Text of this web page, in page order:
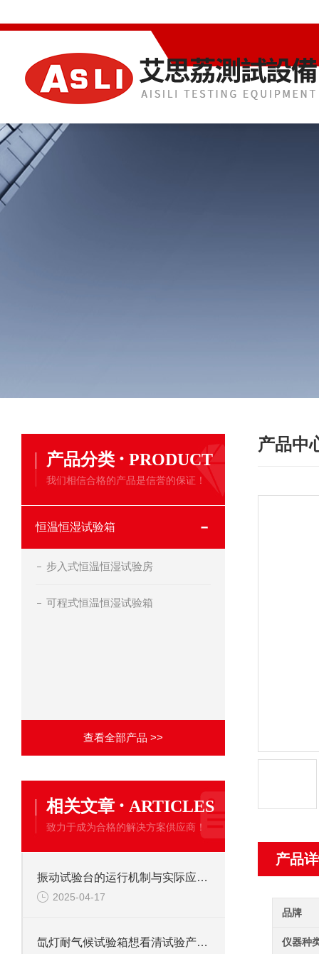
产品分类 · PRODUCT
我们相信合格的产品是信誉的保证！
恒温恒湿试验箱
步入式恒温恒湿试验房
可程式恒温恒湿试验箱
查看全部产品 >>
相关文章 · ARTICLES
致力于成为合格的解决方案供应商！
振动试验台的运行机制与实际应用解析
2025-04-17
氙灯耐气候试验箱想看清试验产品照明灯来帮手
产品中
产品
品牌
仪器种